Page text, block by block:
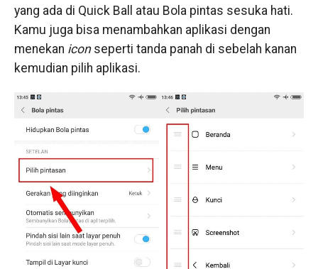
yang ada di Quick Ball atau Bola pintas sesuka hati.
Kamu juga bisa menambahkan aplikasi dengan
menekan iconseperti tanda panah di sebelah kanan
kemudian pilih aplikasi.